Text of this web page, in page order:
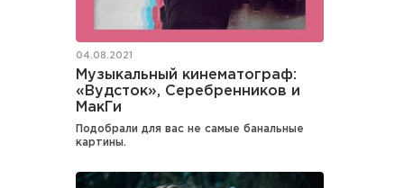
04.08.2021
Музыкальный кинематограф:
«Вудсток», Серебренников и
МакГи
Подобрали для вас не самые банальные
картины.